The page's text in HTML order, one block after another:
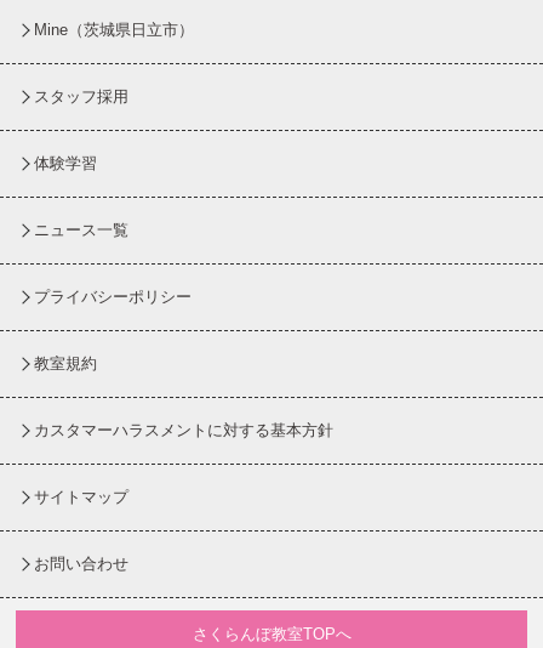
Mine（茨城県日立市）
スタッフ採用
体験学習
ニュース一覧
プライバシーポリシー
教室規約
カスタマーハラスメントに対する基本方針
サイトマップ
お問い合わせ
さくらんぼ教室TOPへ